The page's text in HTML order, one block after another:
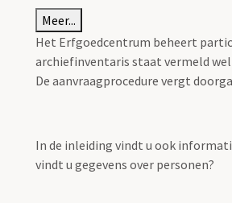
Meer...
Het Erfgoedcentrum beheert
archiefinventaris staat vermeld
De aanvraagprocedure vergt
In de inleiding vindt u ook
vindt u gegevens over personen?